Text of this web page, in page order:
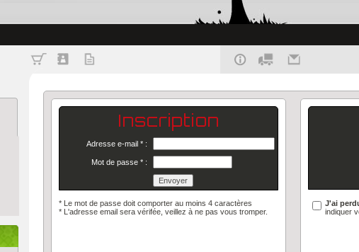
Inscription
Adresse e-mail * :
Mot de passe * :
* Le mot de passe doit comporter au moins 4 caractères
* L'adresse email sera vérifée, veillez à ne pas vous tromper.
J'ai
indiquer